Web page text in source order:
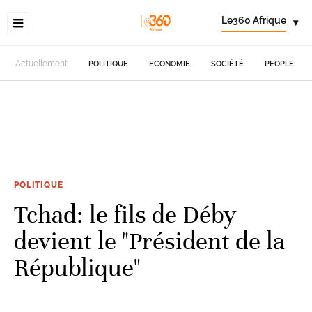
Le360 Afrique ▾
Actuellement POLITIQUE ECONOMIE SOCIÉTÉ PEOPLE
POLITIQUE
Tchad: le fils de Déby
devient le "Président de la
République"